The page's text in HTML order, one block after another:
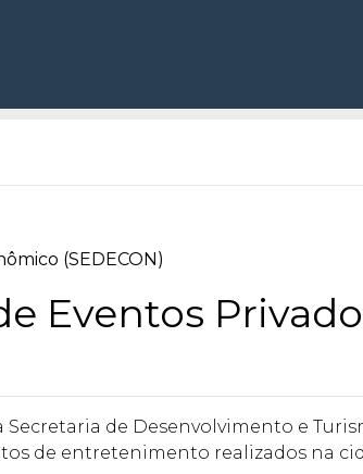
(SEDECON)
Eventos
de Desenvolvimento e
de entretenimento realizados na